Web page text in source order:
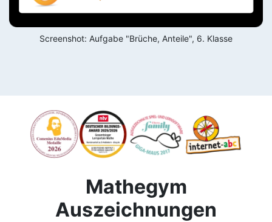
Screenshot: Aufgabe "Brüche, Anteile", 6. Klasse
Mathegym
Auszeichnungen